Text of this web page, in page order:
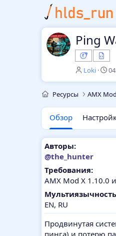
Ping
А
о
р
Loki
Д
а
с
о
д
Ресурсы AMX
Обзор
Авторы:
@the_hunter
Требования:
AMX Mod X 1.10.0
EN RU
Продвинутая
пинга) и потерю